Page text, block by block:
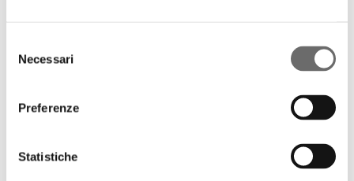
delNecessari
Preferenze
Statistiche